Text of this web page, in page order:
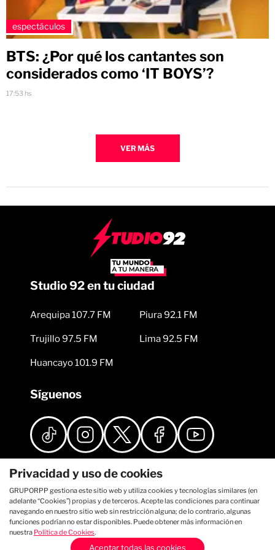
espectáculos
BTS: ¿Por qué los cantantes son
considerados como ‘IT BOYS’?
17:53 hs
VER MÁS
Studio 92 en tu ciudad
Arequipa 107.7 FM
Trujillo 97.5 FM
Huancayo 101.9 FM
Piura 92.1 FM
Lima 92.5 FM
Síguenos
Privacidad y uso de cookies
GRUPORPP gestiona este sitio web y utiliza cookies y tecnologías similares (en
adelante “Cookies”) propias y de terceros. Acepte las condiciones para continuar
navegando en nuestro sitio web sin restricción alguna; de lo contrario, algunas
funciones podrían no estar disponibles. Puede obtener más información en
nuestra Política de Cookies.
Aceptar todas las cookies